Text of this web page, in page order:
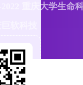
2022 重庆大学生命